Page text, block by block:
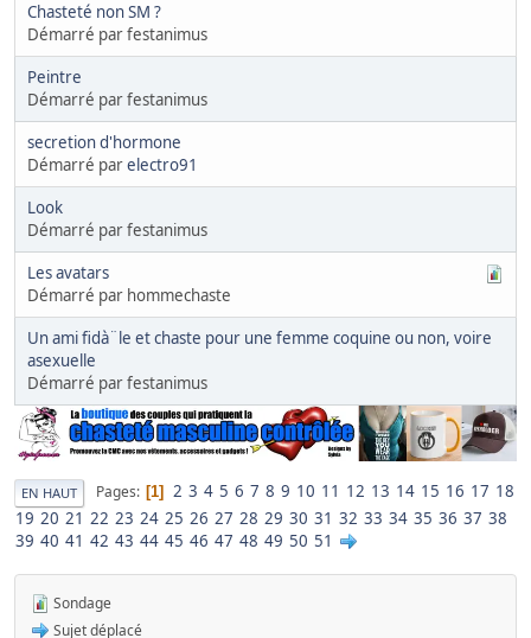
Chasteté non SM ?
Démarré par festanimus
Peintre
Démarré par festanimus
secretion d'hormone
Démarré parelectro91
Look
Démarré par festanimus
Les avatars
Démarré par hommechaste
Un ami fidà¨le et chaste pour une femme coquine ou non, voire
asexuelle
Démarré par festanimus
EN HAUT Pages 1 2 3 4 5 6 7 8 9 10 11 12 13 14 15 16 17 18
19 20 21 22 23 24 25 26 27 28 29 30 31 32 33 34 35 36 37 38
39 40 41 42 43 44 45 46 47 48 49 50 51
Sondage
Sujet déplacé